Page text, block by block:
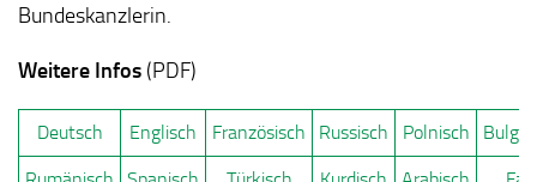
Bundeskanzlerin.
Weitere Infos (PDF)
Deutsch Englisch Französisch Russisch Polnisch